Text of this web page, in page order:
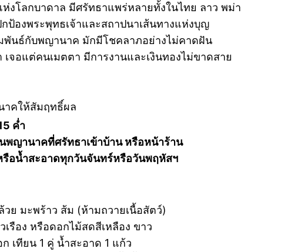
งโลกบาดาล มีศรัทธาแพร่หลายทั้งในไทย ลาว พม่า
กป้องพระพุทธเจ้าและสถาปนาเส้นทางแห่งบุญ
พันธ์กับพญานาค มักมีโชคลาภอย่างไม่คาดฝัน
เจอแต่คนเมตตา มีการงานและเงินทองไม่ขาดสาย
าคให้สัมฤทธิ์ผล
ค่ำ
พญานาคที่ศรัทธาเข้าบ้าน หรือหน้าร้าน
รือน้ำสะอาดทุกวันจันทร์หรือวันพฤหัสฯ
วย มะพร้าว ส้ม (ห้ามถวายเนื้อสัตว์)
เรือง หรือดอกไม้สดสีเหลือง ขาว
เทียน 1 คู่ น้ำสะอาด 1 แก้ว